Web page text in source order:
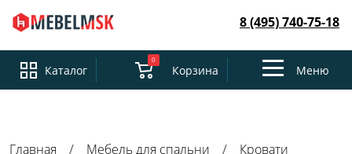
8 (495) 740-75-18
Каталог
0
Корзина
ToggleМеню
Главная Мебель для спальни
Кровати